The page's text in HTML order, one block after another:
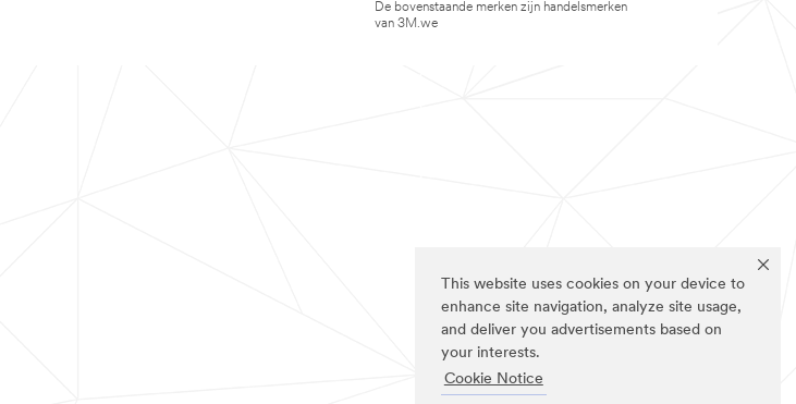
This website uses cookies on your device to
enhance site navigation, analyze site usage,
and deliver you advertisements based on
your interests.
Cookie Notice
De bovenstaande merken zijn handelsmerken
van 3M.we